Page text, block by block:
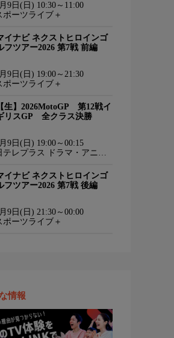
9日(日) 10:30～11:00
ポーツライブ＋
イナビ ネクストヒロインゴ
フツアー2026 第7戦 前編
9日(日) 19:00～21:30
ポーツライブ＋
【生】2026MotoGP 第12戦イ
リスGP 全クラス決勝
9日(日) 19:00～00:15
テレプラス ドラマ・アニ
イナビ ネクストヒロインゴ
フツアー2026 第7戦 後編
9日(日) 21:30～00:00
ポーツライブ＋
情報